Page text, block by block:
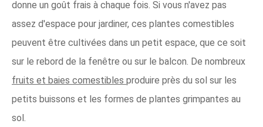
donne un goût frais à chaque fois. Si vous n'avez pas
assez d'espace pour jardiner, ces plantes comestibles
peuvent être cultivées dans un petit espace, que ce soit
sur le rebord de la fenêtre ou sur le balcon. De nombreux
fruits et baies comestibles produire près du sol sur les
petits buissons et les formes de plantes grimpantes au
sol.